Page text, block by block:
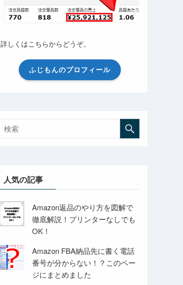
詳しくはこちらからどうぞ。
ふじもんのプロフィール
人気の記事
Amazon返品のやり方を図解で
徹底解説！プリンターなしでも
OK！
Amazon FBA納品先に書く電話
番号が分からない！？このペー
ジにまとめました